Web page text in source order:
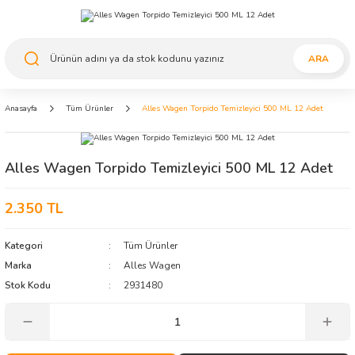
ARA
Anasayfa Tüm Ürünler Alles Wagen Torpido Temizleyici 500 ML 12 Adet
Alles Wagen Torpido Temizleyici 500 ML 12 Adet
2.350 TL
Kategori
Tüm Ürünler
Marka
Alles Wagen
Stok Kodu
2931480